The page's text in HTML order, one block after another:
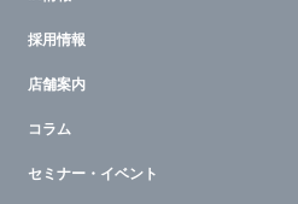
採用情報
店舗案内
コラム
セミナー・イベント